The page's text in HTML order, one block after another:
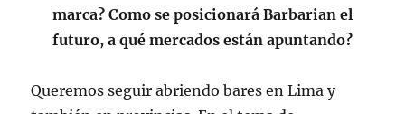
marca? Como se posicionará Barbarian el
futuro, a qué mercados están apuntando?
Queremos seguir abriendo bares en Lima y